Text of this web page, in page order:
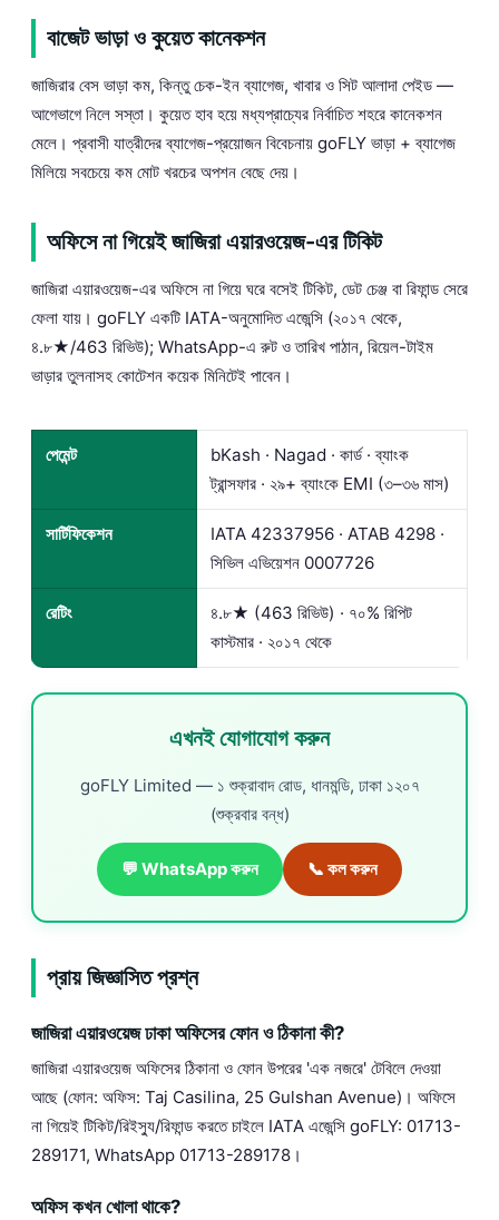
বাজেট ভাড়া ও কুয়েত কানেকশন
জাজিরার বেস ভাড়া কম, কিন্তু চেক-ইন ব্যাগেজ, খাবার ও সিট আলাদা পেইড —
আগেভাগে নিলে সস্তা। কুয়েত হাব হয়ে মধ্যপ্রাচ্যের নির্বাচিত শহরে কানেকশন
মেলে। প্রবাসী যাত্রীদের ব্যাগেজ-প্রয়োজন বিবেচনায় goFLY ভাড়া + ব্যাগেজ
মিলিয়ে সবচেয়ে কম মোট খরচের অপশন বেছে দেয়।
অফিসে না গিয়েই জাজিরা এয়ারওয়েজ-এর টিকিট
জাজিরা এয়ারওয়েজ-এর অফিসে না গিয়ে ঘরে বসেই টিকিট, ডেট চেঞ্জ বা রিফান্ড সেরে
ফেলা যায়। goFLY একটি IATA-অনুমোদিত এজেন্সি (২০১৭ থেকে,
৪.৮★/463 রিভিউ); WhatsApp-এ রুট ও তারিখ পাঠান, রিয়েল-টাইম
ভাড়ার তুলনাসহ কোটেশন কয়েক মিনিটেই পাবেন।
পেমেন্ট
bKash · Nagad · কার্ড · ব্যাংক
ট্রান্সফার · ২৯+ ব্যাংকে EMI (৩–৩৬ মাস)
সার্টিফিকেশন
IATA 42337956 · ATAB 4298 ·
সিভিল এভিয়েশন 0007726
রেটিং
৪.৮★ (463 রিভিউ) · ৭০% রিপিট
কাস্টমার · ২০১৭ থেকে
এখনই যোগাযোগ করুন
goFLY Limited — ১ শুক্রাবাদ রোড, ধানমন্ডি, ঢাকা ১২০৭
(শুক্রবার বন্ধ)
💬 WhatsApp করুন 📞 কল করুন
প্রায় জিজ্ঞাসিত প্রশ্ন
জাজিরা এয়ারওয়েজ ঢাকা অফিসের ফোন ও ঠিকানা কী?
জাজিরা এয়ারওয়েজ অফিসের ঠিকানা ও ফোন উপরের 'এক নজরে' টেবিলে দেওয়া
আছে (ফোন: অফিস: Taj Casilina, 25 Gulshan Avenue)। অফিসে
না গিয়েই টিকিট/রিইস্যু/রিফান্ড করতে চাইলে IATA এজেন্সি goFLY: 01713-
289171, WhatsApp 01713-289178।
অফিস কখন খোলা থাকে?